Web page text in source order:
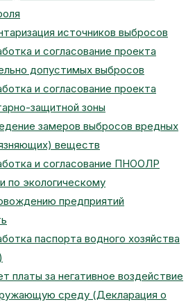
источников выбросов
и согласование проекта
допустимых выбросов
и согласование проекта
защитной зоны
замеров выбросов вредных
веществ
и согласование ПНООЛР
по экологическому
предприятий
паспорта водного хозяйства
платы за негативное воздействие
среду (Декларация о